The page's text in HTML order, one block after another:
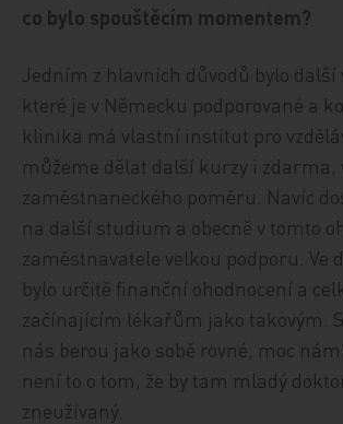
co bylo spouštěcím momentem?
Jedním z hlavních důvodů bylo další
které je v Německu podporované a
klinika má vlastní institut pro
můžeme dělat další kurzy i zdarma,
zaměstnaneckého poměru. Navíc
na další studium a obecně v tomto
zaměstnavatele velkou podporu. Ve
bylo určitě finanční ohodnocení a
začínajícím lékařům jako takovým.
nás berou jako sobě rovné, moc
není to o tom, že by tam mladý
zneužívaný.